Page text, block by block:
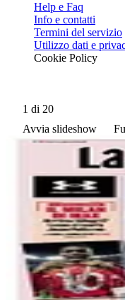
Help e Faq
Info e contatti
Termini del servizio
Utilizzo dati e
Cookie Policy
1 di 20
Avvia slideshow